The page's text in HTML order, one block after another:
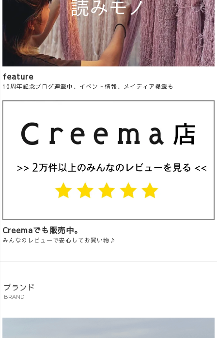
feature
10周年記念ブログ連載中、イベント情報、メイディア掲載も
Creemaでも販売中。
みんなのレビューで安心してお買い物♪
ブランド
BRAND